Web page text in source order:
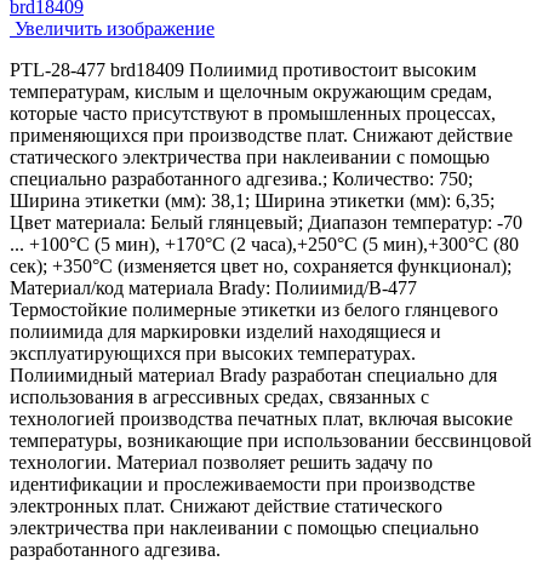
Увеличить изображение
PTL-28-477 brd18409 Полиимид противостоит высоким
температурам, кислым и щелочным окружающим средам,
которые часто присутствуют в промышленных процессах,
применяющихся при производстве плат. Cнижают действие
статического электричества при наклеивании с помощью
специально разработанного адгезива.; Количество: 750;
Ширина этикетки (мм): 38,1; Ширина этикетки (мм): 6,35;
Цвет материала: Белый глянцевый; Диапазон температур: -70
... +100°С (5 мин), +170°С (2 часа),+250°С (5 мин),+300°С (80
сек); +350°С (изменяется цвет но, сохраняется функционал);
Материал/код материала Brady: Полиимид/В-477
Термостойкие полимерные этикетки из белого глянцевого
полиимида для маркировки изделий находящиеся и
эксплуатирующихся при высоких температурах.
Полиимидный материал Brady разработан специально для
использования в агрессивных средах, связанных с
технологией производства печатных плат, включая высокие
температуры, возникающие при использовании бессвинцовой
технологии. Материал позволяет решить задачу по
идентификации и прослеживаемости при производстве
электронных плат. Cнижают действие статического
электричества при наклеивании с помощью специально
разработанного адгезива.